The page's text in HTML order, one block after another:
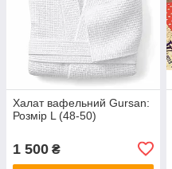
Халат вафельний Gursan:
Розмір L (48-50)
1 500 ₴